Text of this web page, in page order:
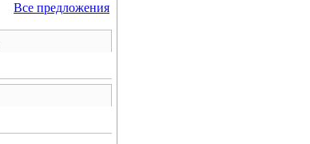
Все предложения